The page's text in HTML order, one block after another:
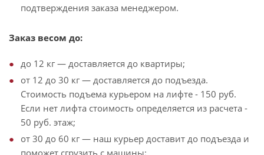
подтверждения заказа менеджером.
Заказ весом до:
до 12 кг — доставляется до квартиры;
от 12 до 30 кг — доставляется до подъезда.
Стоимость подъема курьером на лифте - 150 руб.
Если нет лифта стоимость определяется из расчета -
50 руб. этаж;
от 30 до 60 кг — наш курьер доставит до подъезда и
поможет сгрузить с машины;